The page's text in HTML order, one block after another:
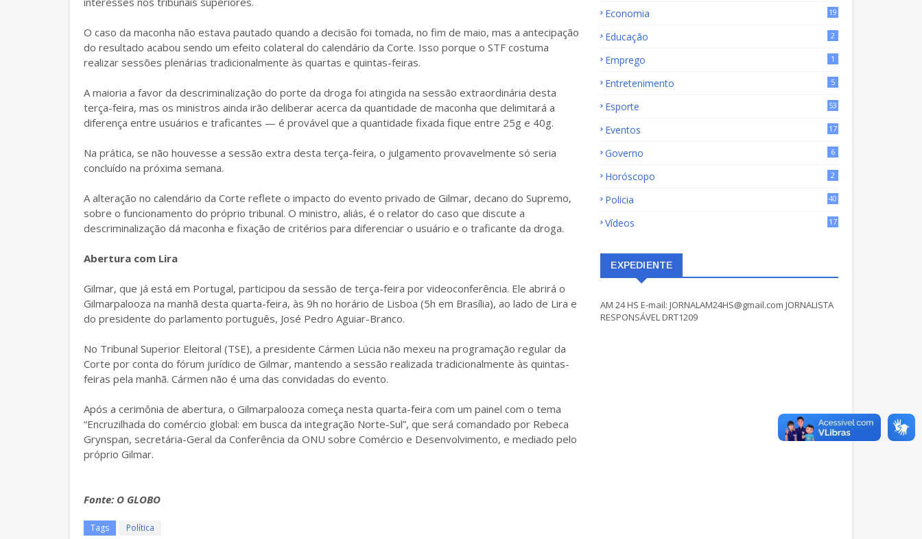
O caso da maconha não estava pautado quando a decisão foi tomada, no fim de maio, mas a antecipação
do resultado acabou sendo um efeito colateral do calendário da Corte. Isso porque o STF costuma
realizar sessões plenárias tradicionalmente às quartas e quintas-feiras.
A maioria a favor da descriminalização do porte da droga foi atingida na sessão extraordinária desta
terça-feira, mas os ministros ainda irão deliberar acerca da quantidade de maconha que delimitará a
diferença entre usuários e traficantes — é provável que a quantidade fixada fique entre 25g e 40g.
Na prática, se não houvesse a sessão extra desta terça-feira, o julgamento provavelmente só seria
concluído na próxima semana.
A alteração no calendário da Corte reflete o impacto do evento privado de Gilmar, decano do Supremo,
sobre o funcionamento do próprio tribunal. O ministro, aliás, é o relator do caso que discute a
descriminalização dá maconha e fixação de critérios para diferenciar o usuário e o traficante da droga.
Abertura com Lira
Gilmar, que já está em Portugal, participou da sessão de terça-feira por videoconferência. Ele abrirá o
Gilmarpalooza na manhã desta quarta-feira, às 9h no horário de Lisboa (5h em Brasília), ao lado de Lira e
do presidente do parlamento português, José Pedro Aguiar-Branco.
No Tribunal Superior Eleitoral (TSE), a presidente Cármen Lúcia não mexeu na programação regular da
Corte por conta do fórum jurídico de Gilmar, mantendo a sessão realizada tradicionalmente às quintas-
feiras pela manhã. Cármen não é uma das convidadas do evento.
Após a cerimônia de abertura, o Gilmarpalooza começa nesta quarta-feira com um painel com o tema
“Encruzilhada do comércio global: em busca da integração Norte-Sul”, que será comandado por Rebeca
Grynspan, secretária-Geral da Conferência da ONU sobre Comércio e Desenvolvimento, e mediado pelo
próprio Gilmar.
Fonte: O GLOBO
Tags Política
Economia
19
Educação 2
Emprego 1
Entretenimento 5
Esporte 53
Eventos 17
Governo 6
Horóscopo 2
Policia 40
Vídeos 17
EXPEDIENTE
AM 24 HS E-mail: JORNALAM24HS@gmail.com JORNALISTA
RESPONSÁVEL DRT1209